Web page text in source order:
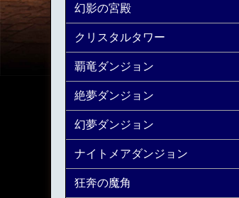
幻影の宮殿
クリスタルタワー
覇竜ダンジョン
絶夢ダンジョン
幻夢ダンジョン
ナイトメアダンジョン
狂奔の魔角